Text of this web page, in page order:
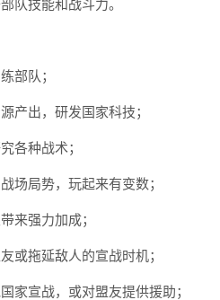
队技能和战斗力。
部队；
产出，研发国家科技；
各种战术；
场局势，玩起来有变数；
来强力加成；
或拖延敌人的宣战时机；
家宣战，或对盟友提供援助；